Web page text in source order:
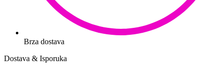
Brza dostava
Dostava & Isporuka